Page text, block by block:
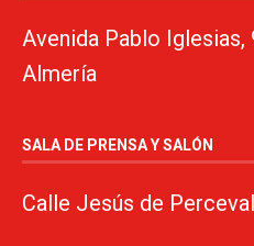
Avenida Pablo Iglesias,
Almería
SALA DE PRENSA Y SALÓN
Calle Jesús de